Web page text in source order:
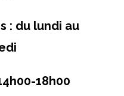
: du lundi au
18h00